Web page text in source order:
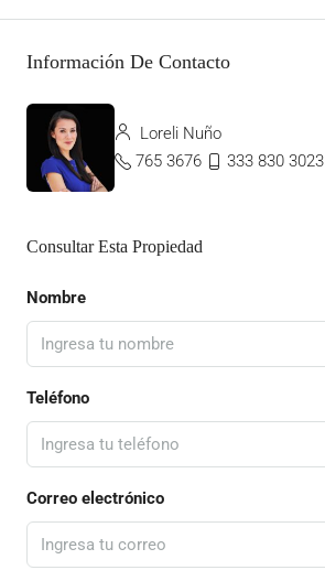
Información De Contacto
Loreli Nuño
765 3676
333 830 3023
Consultar Esta Propiedad
Nombre
Teléfono
Correo electrónico